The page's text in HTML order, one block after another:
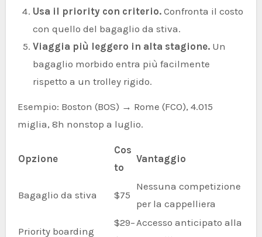
Usa il priority con criterio.Confronta il costo
con quello del bagaglio da stiva.
Viaggia più leggero in alta stagione.Un
bagaglio morbido entra più facilmente
rispetto a un trolley rigido.
Esempio: Boston (BOS) → Rome (FCO), 4.015
miglia, 8h nonstop a luglio.
Opzione
Cos
to
Vantaggio
Bagaglio da stiva $75
Nessuna competizione
per la cappelliera
Priority boarding
$29– Accesso anticipato alla